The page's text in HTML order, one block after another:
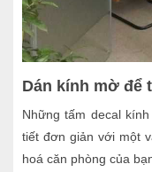
Dán kính mờ để
Những tấm decal
tiết đơn giản với một
hoá căn phòng của